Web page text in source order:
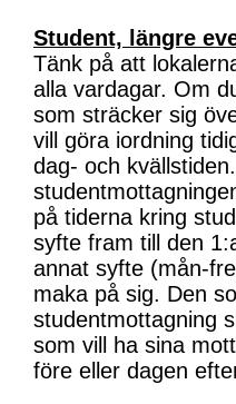
Student, längre
Tänk på att
alla vardagar. Om
som sträcker sig
vill göra iordning
dag- och
på tiderna kring
syfte fram till den
annat syfte (mån-
maka på sig. Den
studentmottagning
som vill ha sina
före eller dagen